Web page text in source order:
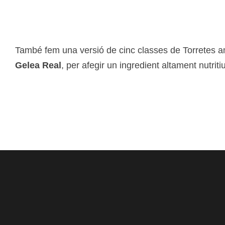
També fem una versió de cinc classes de Torretes
Gelea Real , per afegir un ingredient altament